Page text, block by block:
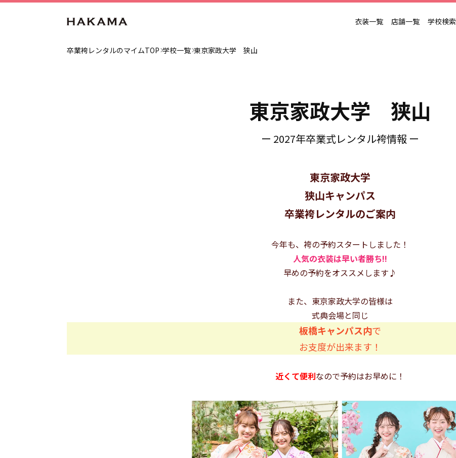
衣装一覧 店舗一覧 学校検索
卒業袴レンタルのマイムTOP 学校一覧 東京家政大学 狭山
東京家政大学 狭山
ー 2027年卒業式レンタル袴情報 ー
東京家政大学
狭山キャンパス
卒業袴レンタルのご案内
今年も、袴の予約スタートしました！
人気の衣装は早い者勝ち!!
早めの予約をオススメします♪
また、東京家政大学の皆様は
式典会場と同じ
板橋キャンパス内で
お支度が出来ます！
近くて便利なので予約はお早めに！